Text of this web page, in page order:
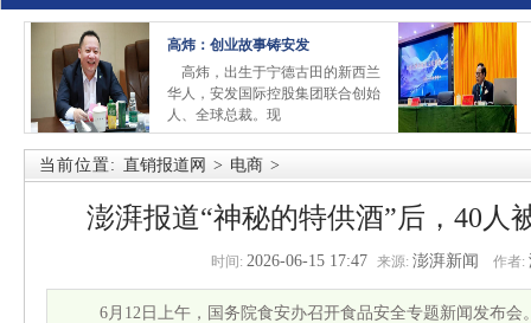
高炜：创业故事铸安发
高炜，出生于宁德古田的新西兰
华人，安发国际控股集团联合创始
人、全球总裁。现
当前位置: 直销报道网 > 电商 >
澎湃报道“神秘的特供酒”后，40人
时间: 2026-06-15 17:47 来源: 澎湃新闻 作者:
6月12日上午，国务院食安办召开食品安全专题新闻发布